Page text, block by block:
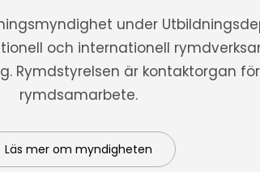
under
och internationell
Rymdstyrelsen är kontaktorgan
rymdsamarbete.
Läs mer om myndigheten